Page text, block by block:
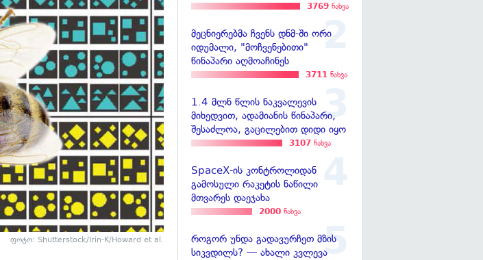
ფოტო: Shutterstock/Irin-K/Howard et al.
3769 ნახვა
მეცნიერებმა ჩვენს დნმ-ში ორი
იდუმალი, "მოჩვენებითი"
წინაპარი აღმოაჩინეს
3711 ნახვა
1.4 მლნ წლის ნაკვალევის
მიხედვით, ადამიანის წინაპარი,
შესაძლოა, გაცილებით დიდი იყო
3107 ნახვა
SpaceX-ის კონტროლიდან
გამოსული რაკეტის ნაწილი
მთვარეს დაეჯახა
2000 ნახვა
როგორ უნდა გადავურჩეთ მზის
სიკვდილს? — ახალი კვლევა